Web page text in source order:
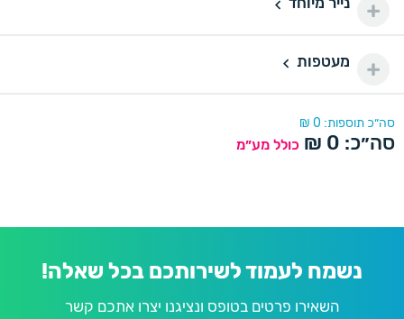
390 ₪
430 ₪
450 450 יחידות
נייר מיוחד
נייר מיוחד דורינה
מעטפות
דורינה
מעטפות
סה״כ תוספות: 0
₪
סה״כ: 0
₪ כולל מע״מ
נשמח לעמוד לשירותכם בכל שאלה!
השאירו פרטים בטופס ונציגנו יצרו אתכם קשר